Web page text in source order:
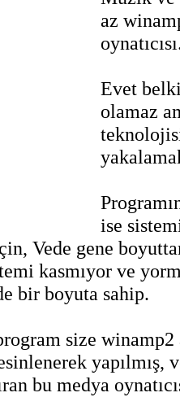
az
Evet
olamaz
ise
Vede gene
kasmıyor ve
bir boyuta sahip.
size winamp2
yapılmış,
bu medya